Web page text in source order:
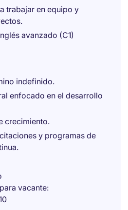
trabajar en equipo y
avanzado (C1)
indefinido.
enfocado en el desarrollo
crecimiento.
y programas de
vacante